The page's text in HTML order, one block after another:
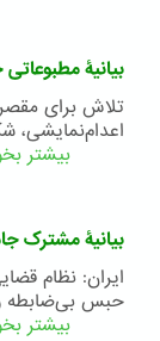
بیانیۀ مطبوعاتی
تلاش برای
بیشتر
بیانیۀ مشترک
ایران: نظام
حبس بی‌ضابطه و
بیشتر